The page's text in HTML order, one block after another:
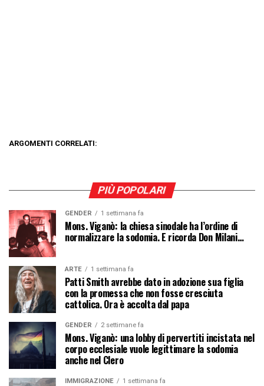
ARGOMENTI CORRELATI:
PIÙ POPOLARI
GENDER 1 settimana fa
Mons. Viganò: la chiesa sinodale ha l’ordine di
normalizzare la sodomia. E ricorda Don Milani…
ARTE 1 settimana fa
Patti Smith avrebbe dato in adozione sua figlia
con la promessa che non fosse cresciuta
cattolica. Ora è accolta dal papa
GENDER 2 settimane fa
Mons. Viganò: una lobby di pervertiti incistata nel
corpo ecclesiale vuole legittimare la sodomia
anche nel Clero
IMMIGRAZIONE 1 settimana fa